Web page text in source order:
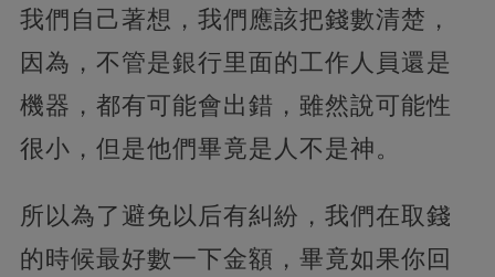
我們自己著想，我們應該把錢數清楚，
因為，不管是銀行里面的工作人員還是
機器，都有可能會出錯，雖然說可能性
很小，但是他們畢竟是人不是神。
所以為了避免以后有糾紛，我們在取錢
的時候最好數一下金額，畢竟如果你回